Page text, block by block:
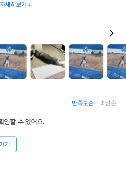
자세히보기
만족도순 최신순
인할 수 있어요.
기